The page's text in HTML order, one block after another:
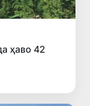
ҳаво 42